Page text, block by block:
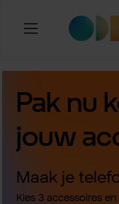
Ga naar de
Pak nu
jouw
Maak je
Kies 3 accessoires